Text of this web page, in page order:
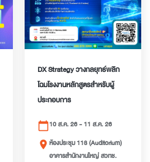
DX Strategy วางกลยุทธ์พลิก
โฉมโรงงานหลักสูตรสำหรับผู้
ประกอบการ
calendar_today10 ส.ค. 26 - 11 ส.ค. 26
place ห้องประชุม 113 (Auditorium)
อาคารสำนักงานใหญ่ สวทช.